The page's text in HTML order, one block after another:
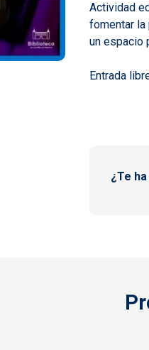
Actividad
fomentar la
un espacio
Entrada
¿Te